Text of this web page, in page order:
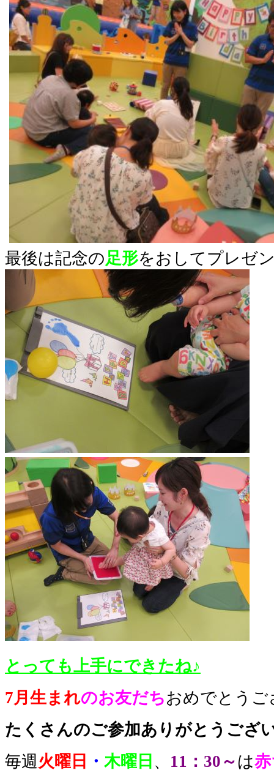
最後は記念の足形をおしてプレゼ
とっても上手にできたね♪
7月生まれのお友だちおめでとう
たくさんのご参加ありがとうござ
毎週火曜日 ・ 木曜日 、 11：30～ は